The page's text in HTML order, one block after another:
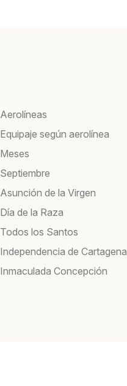
Aerolíneas
Equipaje según aerolínea
Meses
Septiembre
Asunción de la Virgen
Día de la Raza
Todos los Santos
Independencia de Cartagena
Inmaculada Concepción